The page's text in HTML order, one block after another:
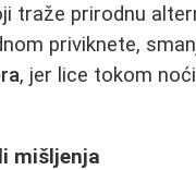
traže prirodnu
priviknete,
, jer lice tokom
mišljenja